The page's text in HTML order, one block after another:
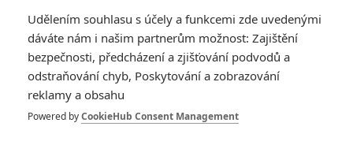
Buďte první kdo okomentuje film
Udělením souhlasu s účely a funkcemi zde uvedenými
dáváte nám i našim partnerům možnost: Zajištění
bezpečnosti, předcházení a zjišťování podvodů a
odstraňování chyb, Poskytování a zobrazování
reklamy a obsahu
Powered byCookieHub Consent Management